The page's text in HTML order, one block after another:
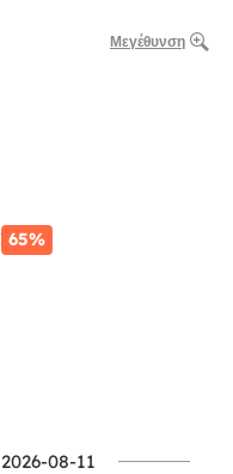
Μεγέθυνση
65%
08-11